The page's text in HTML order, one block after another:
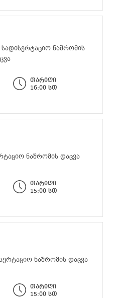
ნაშრომის
თარიღი
16:00 სთ
ნაშრომის დაცვა
თარიღი
15:00 სთ
ნაშრომის დაცვა
თარიღი
15:00 სთ